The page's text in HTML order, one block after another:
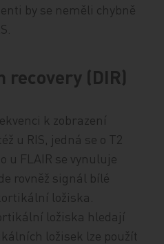
by se neměli chybně
recovery (DIR)
k zobrazení
u RIS, jedná se o T2
u FLAIR se vynuluje
rovněž signál bílé
ložiska.
ložiska hledají
ložisek lze použít